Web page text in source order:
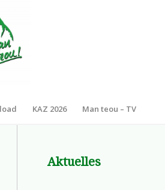
KAZ 2026 Man teou – TV
Aktuelles